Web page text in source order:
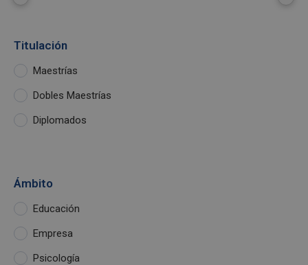
Titulación
Maestrías
Dobles Maestrías
Diplomados
Ámbito
Educación
Empresa
Psicología